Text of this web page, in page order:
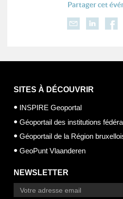
Partager cet
SITES À DÉCOUVRIR
INSPIRE Geoportal
Géoportail des institutions
Géoportail de la Région
GeoPunt Vlaanderen
NEWSLETTER